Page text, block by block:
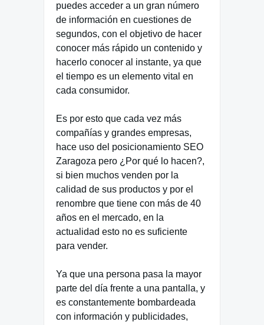
puedes acceder a un gran número
de información en cuestiones de
segundos, con el objetivo de hacer
conocer más rápido un contenido y
hacerlo conocer al instante, ya que
el tiempo es un elemento vital en
cada consumidor.
Es por esto que cada vez más
compañías y grandes empresas,
hace uso del posicionamiento SEO
Zaragoza pero ¿Por qué lo hacen?,
si bien muchos venden por la
calidad de sus productos y por el
renombre que tiene con más de 40
años en el mercado, en la
actualidad esto no es suficiente
para vender.
Ya que una persona pasa la mayor
parte del día frente a una pantalla, y
es constantemente bombardeada
con información y publicidades,